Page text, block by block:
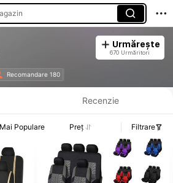
Urmărește
670 Urmăritori
Recomandare 180
prețului, detalii privind vânzările și stocul.
Recenzie
Populare Preț Filtrare